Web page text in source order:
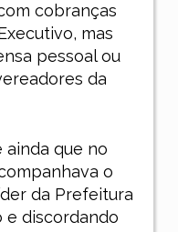
cobranças
mas
pessoal ou
da
que no
o
da Prefeitura
e discordando